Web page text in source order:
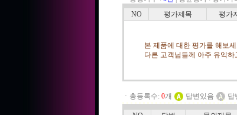
NO
평가제목 평가
본 제품에 대한 평가를 해보
다른 고객님들께 아주 유익
ㆍ총등록수: 0개 답변있음 답